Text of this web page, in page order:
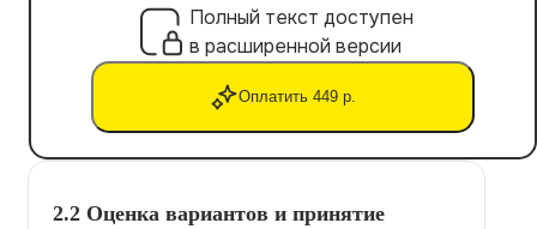
Полный текст доступен
в расширенной версии
Оплатить 449 р.
2.2 Оценка вариантов и принятие